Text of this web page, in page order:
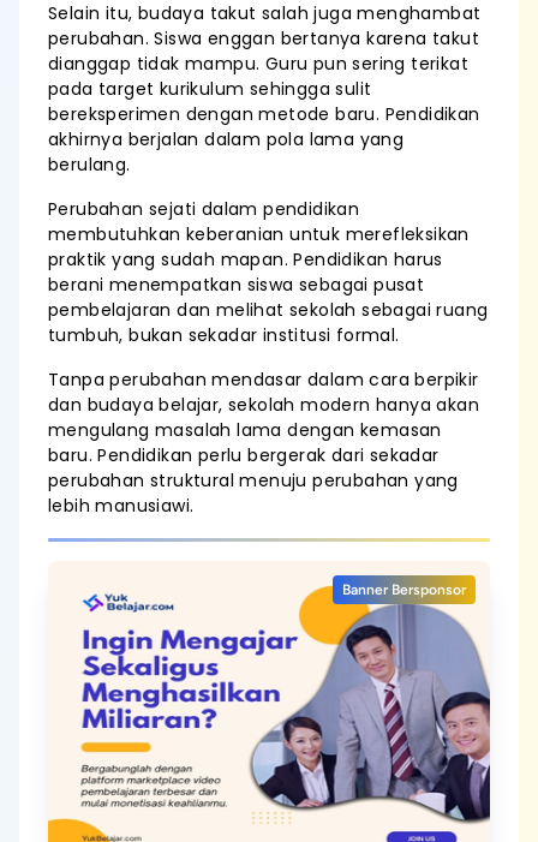
Selain itu, budaya takut salah juga menghambat
perubahan. Siswa enggan bertanya karena takut
dianggap tidak mampu. Guru pun sering terikat
pada target kurikulum sehingga sulit
bereksperimen dengan metode baru. Pendidikan
akhirnya berjalan dalam pola lama yang
berulang.
Perubahan sejati dalam pendidikan
membutuhkan keberanian untuk merefleksikan
praktik yang sudah mapan. Pendidikan harus
berani menempatkan siswa sebagai pusat
pembelajaran dan melihat sekolah sebagai ruang
tumbuh, bukan sekadar institusi formal.
Tanpa perubahan mendasar dalam cara berpikir
dan budaya belajar, sekolah modern hanya akan
mengulang masalah lama dengan kemasan
baru. Pendidikan perlu bergerak dari sekadar
perubahan struktural menuju perubahan yang
lebih manusiawi.
Banner Bersponsor